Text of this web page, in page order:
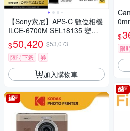
【Sony索尼】APS-C 數位相機
ILCE-6700M SEL18135 變焦
鏡組 (公司貨 保固18+6個月)
$50,420 $53,073
限時下殺
券
加入購物車
貨)
$
限